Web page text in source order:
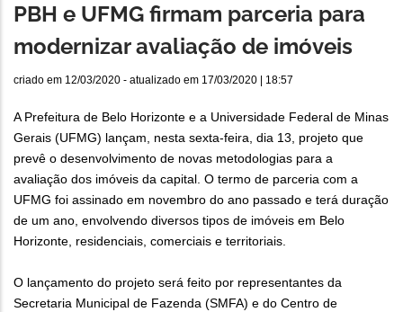
PBH e UFMG firmam parceria para
modernizar avaliação de imóveis
criado em 12/03/2020 - atualizado em 17/03/2020 | 18:57
A Prefeitura de Belo Horizonte e a Universidade Federal de Minas
Gerais (UFMG) lançam, nesta sexta-feira, dia 13, projeto que
prevê o desenvolvimento de novas metodologias para a
avaliação dos imóveis da capital. O termo de parceria com a
UFMG foi assinado em novembro do ano passado e terá duração
de um ano, envolvendo diversos tipos de imóveis em Belo
Horizonte, residenciais, comerciais e territoriais.
O lançamento do projeto será feito por representantes da
Secretaria Municipal de Fazenda (SMFA) e do Centro de